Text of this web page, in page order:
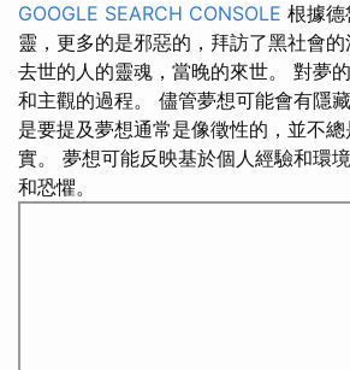
GOOGLE SEARCH CONSOLE 根據德
靈，更多的是邪惡的，拜訪了黑社會
去世的人的靈魂，當晚的來世。 對夢
和主觀的過程。 儘管夢想可能會有隱
是要提及夢想通常是像徵性的，並不
實。 夢想可能反映基於個人經驗和環
和恐懼。